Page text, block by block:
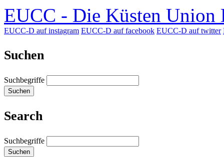
EUCC - Die Küsten Union
EUCC-D auf instagram EUCC-D auf facebook EUCC-D auf twitter
Suchen
Suchbegriffe
Suchen
Search
Suchbegriffe
Suchen